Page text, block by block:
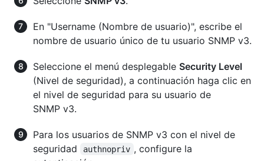
En "Username (Nombre de usuario)", escribe el
nombre de usuario único de tu usuario SNMP v3.
Seleccione el menú desplegable Security Level
(Nivel de seguridad), a continuación haga clic en
el nivel de seguridad para su usuario de
SNMP v3.
Para los usuarios de SNMP v3 con el nivel de
seguridad
authnopriv , configure la